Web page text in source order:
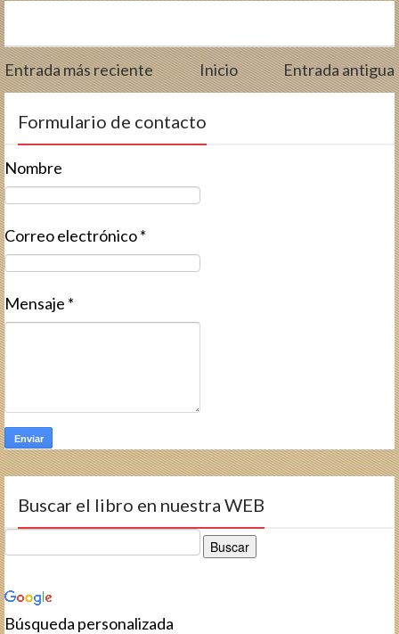
Entrada más reciente Inicio Entrada antigua
Formulario de contacto
Nombre
Correo electrónico*
Mensaje *
Buscar el libro en nuestra WEB
Búsqueda personalizada